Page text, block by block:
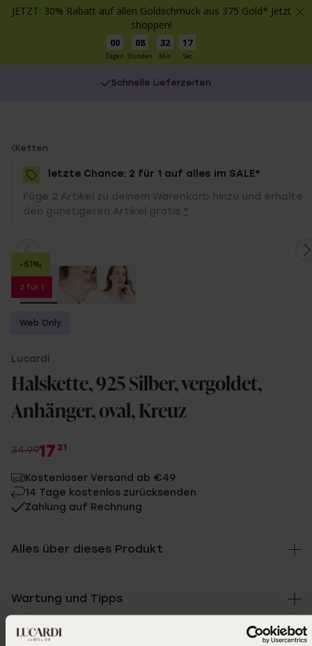
JETZT: 30% Rabatt auf allen Goldschmuck aus 375 Gold* Jetzt
shoppen!
00
Tagen
08
Stunden
32
Min
17
Sec
Schnelle Lieferzeiten
You
are
here:
Ketten
letzte Chance: 2 für 1 auf alles im SALE*
Füge 2 Artikel zu deinem Warenkorb hinzu und erhalte
den günstigeren Artikel gratis. *
-51%
2 für 1
Web Only
Lucardi
Halskette, 925 Silber, vergoldet,
Anhänger, oval, Kreuz
34.9917 21
Kostenloser Versand ab €49
14 Tage kostenlos zurücksenden
Zahlung auf Rechnung
Alles über dieses Produkt
Wartung und Tipps